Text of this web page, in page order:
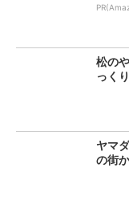
松の
っく
ヤマ
の街